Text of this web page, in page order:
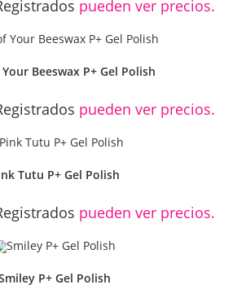
pueden ver precios.
Beeswax P+ Gel Polish
pueden ver precios.
Tutu P+ Gel Polish
pueden ver precios.
P+ Gel Polish